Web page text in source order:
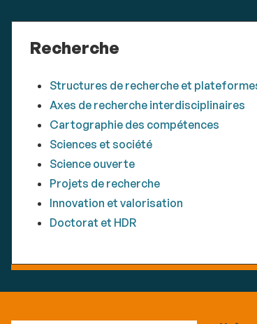
Recherche
Structures de recherche et
Axes de recherche interdisciplinaires
Cartographie des compétences
Sciences et société
Science ouverte
Projets de recherche
Innovation et valorisation
Doctorat et HDR